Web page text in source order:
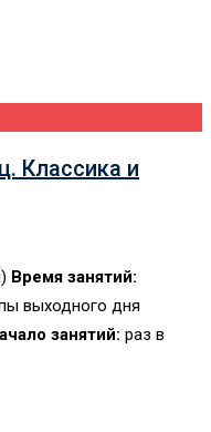
Классика и
Время занятий:
выходного дня
занятий: раз в